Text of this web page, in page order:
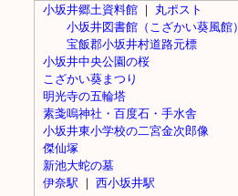
小坂井郷土資料館｜ 丸ポスト
小坂井図書館（こざかい葵風館）
宝飯郡小坂井村道路元標
小坂井中央公園の桜
こざかい葵まつり
明光寺の五輪塔
素戔嗚神社・百度石・手水舎
小坂井東小学校の二宮金次郎像
傑仙塚
新池大蛇の墓
伊奈駅 ｜ 西小坂井駅